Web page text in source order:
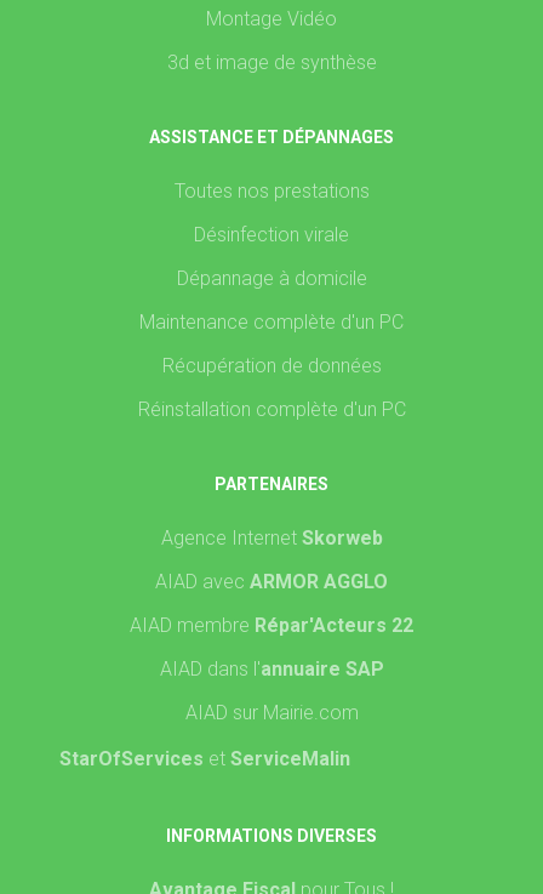
Montage Vidéo
3d et image de synthèse
ASSISTANCE ET DÉPANNAGES
Toutes nos prestations
Désinfection virale
Dépannage à domicile
Maintenance complète d'un PC
Récupération de données
Réinstallation complète d'un PC
PARTENAIRES
Agence Internet Skorweb
AIAD avec ARMOR AGGLO
AIAD membre Répar'Acteurs 22
AIAD dans l'annuaire SAP
AIAD sur Mairie.com
StarOfServices et ServiceMalin
INFORMATIONS DIVERSES